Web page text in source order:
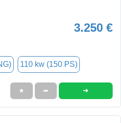
3.250 €
110 kw (150 PS)
★ ➦ ➜